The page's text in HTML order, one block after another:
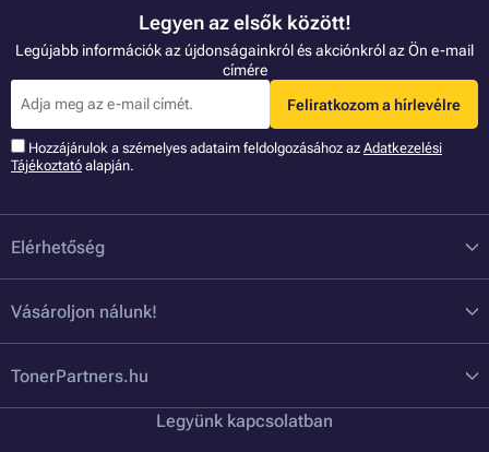
Legyen az elsők között!
Legújabb információk az újdonságainkról és akciónkról az Ön e-mail
címére
Feliratkozom a hírlevélre
Hozzájárulok a szémelyes adataim feldolgozásához az Adatkezelési
Tájékoztató alapján.
Elérhetőség
Vásároljon nálunk!
TonerPartners.hu
Legyünk kapcsolatban